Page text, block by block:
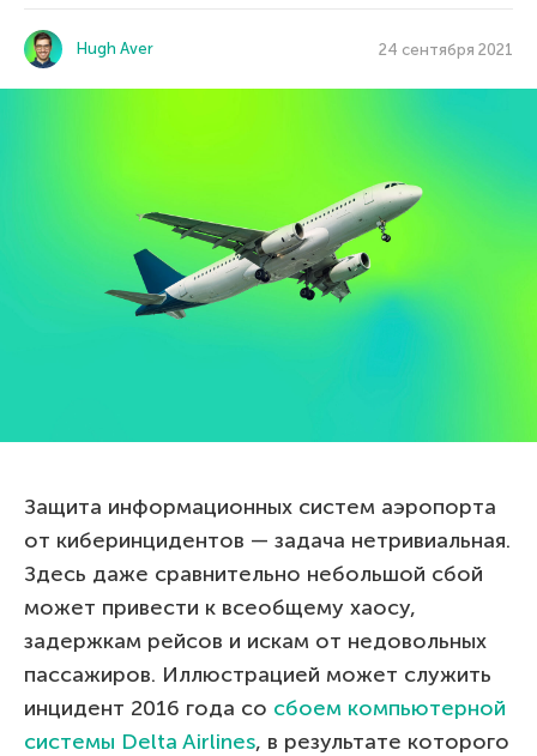
Hugh Aver 24 сентября 2021
Защита информационных систем аэропорта
от киберинцидентов — задача нетривиальная.
Здесь даже сравнительно небольшой сбой
может привести к всеобщему хаосу,
задержкам рейсов и искам от недовольных
пассажиров. Иллюстрацией может служить
инцидент 2016 года со сбоем компьютерной
системы Delta Airlines, в результате которого